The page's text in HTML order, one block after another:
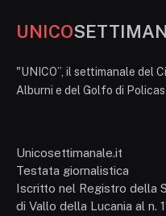
UNICO
"UNICO”, il settimanale del
Alburni e del Golfo di
Unicosettimanale.it
Testata giornalistica
Iscritto nel Registro della
di Vallo della Lucania al n.